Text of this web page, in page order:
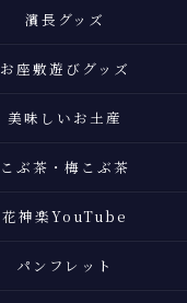
濱長グッズ
お座敷遊びグッズ
美味しいお土産
こぶ茶・梅こぶ茶
花神楽YouTube
パンフレット